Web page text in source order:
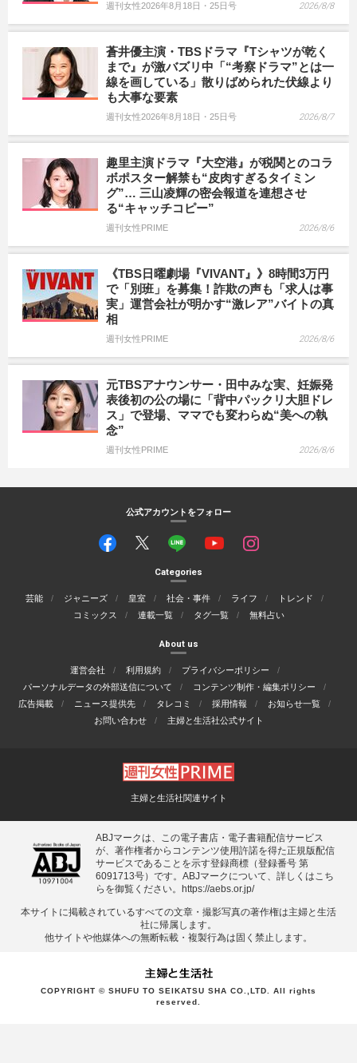
週刊女性2026年8月18日・25日号 2026/8/8
蒼井優主演・TBSドラマ『Tシャツが乾く
まで』が激バズリ中「“考察ドラマ”とは一
線を画している」散りばめられた伏線より
も大事な要素
週刊女性2026年8月18日・25日号 2026/8/7
趣里主演ドラマ『大空港』が税関とのコラ
ボポスター解禁も“皮肉すぎるタイミン
グ”… 三山凌輝の密会報道を連想させ
る“キャッチコピー”
週刊女性PRIME 2026/8/6
《TBS日曜劇場『VIVANT』》8時間3万円
で「別班」を募集！詐欺の声も「求人は事
実」運営会社が明かす“激レア”バイトの真
相
週刊女性PRIME 2026/8/6
元TBSアナウンサー・田中みな実、妊娠発
表後初の公の場に「背中パックリ大胆ドレ
ス」で登場、ママでも変わらぬ“美への執
念”
週刊女性PRIME 2026/8/6
公式アカウントをフォロー
Categories
芸能 ジャニーズ 皇室 社会・事件 ライフ
トレンド
コミックス
連載一覧 タグ一覧 無料占い
About us
運営会社 利用規約
プライバシーポリシー
パーソナルデータの外部送信について
コンテンツ制作・編集ポリシー
広告掲載
ニュース提供先 タレコミ 採用情報
お知らせ一覧
お問い合わせ
主婦と生活社公式サイト
主婦と生活社関連サイト
ABJマークは、この電子書店・電子書籍配信サービス
が、著作権者からコンテンツ使用許諾を得た正規版配信
サービスであることを示す登録商標（登録番号 第
6091713号）です。ABJマークについて、詳しくはこち
らを御覧ください。
https://aebs.or.jp/
本サイトに掲載されているすべての⽂章・撮影写真の著作権は主婦と⽣活
社に帰属します。
他サイトや他媒体への無断転載・複製⾏為は固く禁⽌します。
COPYRIGHT © SHUFU TO SEIKATSU SHA CO.,LTD. All rights
reserved.